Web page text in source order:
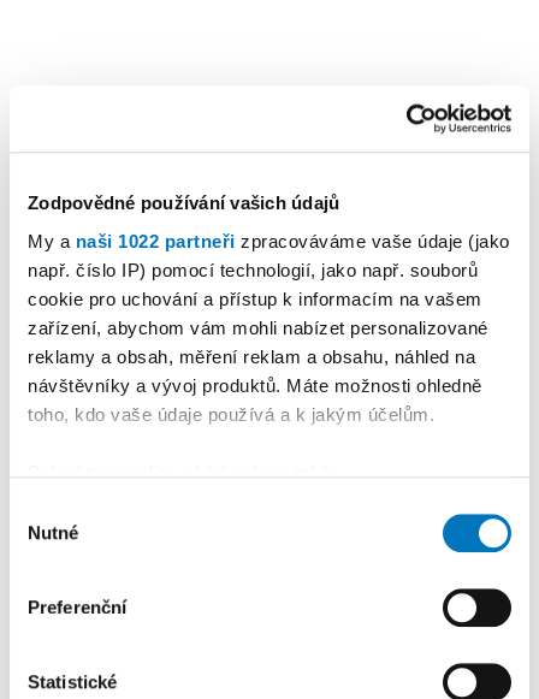
Zodpovědné používání vašich údajů
My a naši 1022 partneři zpracováváme vaše údaje (jako
např. číslo IP) pomocí technologií, jako např. souborů
cookie pro uchování a přístup k informacím na vašem
zařízení, abychom vám mohli nabízet personalizované
reklamy a obsah, měření reklam a obsahu, náhled na
návštěvníky a vývoj produktů. Máte možnosti ohledně
toho, kdo vaše údaje používá a k jakým účelům.
poloze, které mohou být přesné na několik metrů
skenování pro konkrétní charakteristiky (otisk prstu)
Zjistěte více o tom, jak zpracováváme vaše osobní
Svůj souhlas můžete kdykoliv změnit nebo odvolat v
souhlasu
Nutné
Preferenční
Statistické
Další